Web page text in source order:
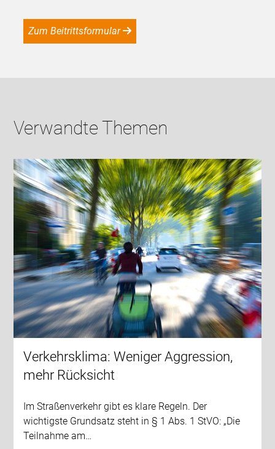
Zum Beitrittsformular
Verwandte Themen
Verkehrsklima: Weniger Aggression,
mehr Rücksicht
Im Straßenverkehr gibt es klare Regeln. Der
wichtigste Grundsatz steht in § 1 Abs. 1 StVO: „Die
Teilnahme am…